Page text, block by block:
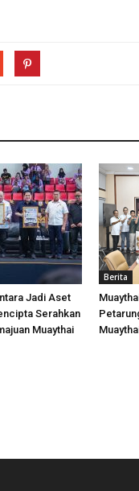
Jadi Aset
Serahkan
Muaythai
Berita